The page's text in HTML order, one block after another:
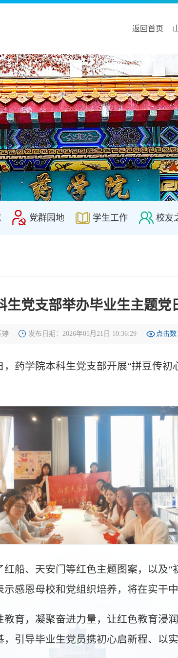
返回首页
党群园地 学生工作 校友
生党支部举办毕业生主题党
婷 发布日期：2026年05月21日 10:36:29 点击数
药学院本科生党支部开展“拼豆传初
船、天安门等红色主题图案，以及“
感恩母校和党组织培养，将在实干
育，凝聚奋进力量，让红色教育浸
引导毕业生党员携初心启新程、以